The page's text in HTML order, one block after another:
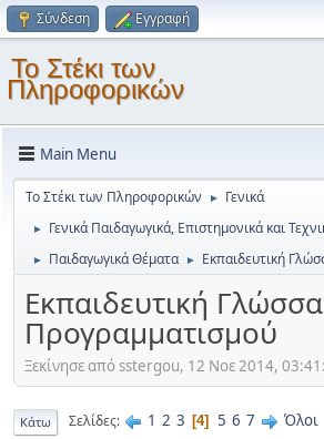
Σύνδεση Εγγραφή
Το Στέκι των
Πληροφορικών
Main Menu
Το Στέκι των Πληροφορικών ► Γενικά
► Γενικά Παιδαγωγικά, Επιστημονικά και
► Παιδαγωγικά Θέματα ► Εκπαιδευτική
Εκπαιδευτική Γλώσσα
Προγραμματισμού
Ξεκίνησε από sstergou, 12 Νοε 2014,
Κάτω Σελίδες 1 2 3 4 5 6 7 Όλοι